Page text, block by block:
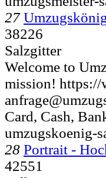
27
38226
Salzgitter
Welcome to
mission! https://
Card, Cash,
umzugskoenig-
28 Portrait -
42551